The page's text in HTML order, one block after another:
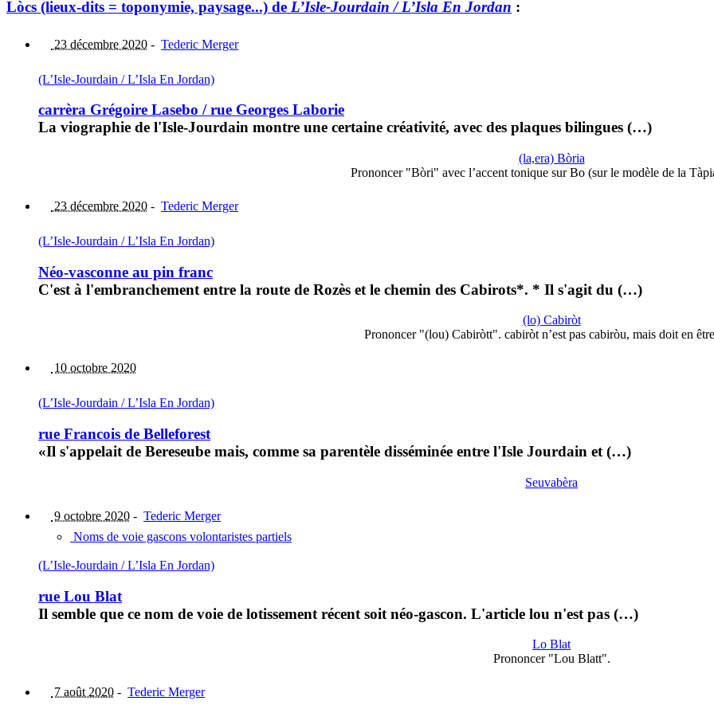
Lòcs (lieux-dits = toponymie, paysage...) de L’Isle-Jourdain / L’Isla En Jordan :
23 décembre 2020 - Tederic Merger
(L’Isle-Jourdain / L’Isla En Jordan)
carrèra Grégoire Lasebo / rue Georges Laborie
La viographie de l'Isle-Jourdain montre une certaine créativité, avec des plaques bilingues (…)
(la,era) Bòria
Prononcer "Bòri" avec l’accent tonique sur Bo (sur le modèle de la
23 décembre 2020 - Tederic Merger
(L’Isle-Jourdain / L’Isla En Jordan)
Néo-vasconne au pin franc
C'est à l'embranchement entre la route de Rozès et le chemin des Cabirots*. * Il s'agit du (…)
(lo) Cabiròt
Prononcer "(lou) Cabiròtt". cabiròt n’est pas cabiròu, mais doit en
10 octobre 2020
(L’Isle-Jourdain / L’Isla En Jordan)
rue Francois de Belleforest
«Il s'appelait de Bereseube mais, comme sa parentèle disséminée entre l'Isle Jourdain et (…)
Seuvabèra
9 octobre 2020 - Tederic Merger
Noms de voie gascons volontaristes partiels
(L’Isle-Jourdain / L’Isla En Jordan)
rue Lou Blat
Il semble que ce nom de voie de lotissement récent soit néo-gascon. L'article lou n'est pas (…)
Lo Blat
Prononcer "Lou Blatt".
7 août 2020 - Tederic Merger